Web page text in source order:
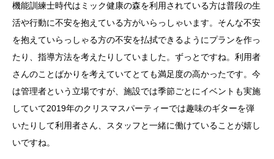
機能訓練士時代はミック健康の森を利用されている方は普段の生
活や行動に不安を抱えている方がいらっしゃいます。そんな不安
を抱えていらっしゃる方の不安を払拭できるようにプランを作っ
たり、指導方法を考えたりしていました。ずっとですね。利用者
さんのことばかりを考えていてとても満足度の高かったです。今
は管理者という立場ですが、施設では季節ごとにイベントも実施
していて2019年のクリスマスパーティーでは趣味のギターを弾
いたりして利用者さん、スタッフと一緒に働けていることが嬉し
いですね。